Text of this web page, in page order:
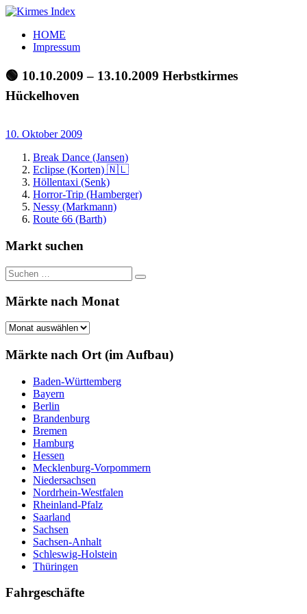
Zum
springen
Kirmes
Index
Tourpläne
der
letzten
Jahre
HOME
Impressum
🟢 10.10.2009 – 13.10.2009 Herbstkirmes
Hückelhoven
10. Oktober 2009
Break Dance (Jansen)
Eclipse (Korten) 🇳🇱
Höllentaxi (Senk)
Horror-Trip (Hamberger)
Nessy (Markmann)
Route 66 (Barth)
Markt suchen
Suchen
nach:
Suchen
Märkte nach Monat
Märkte
Monat
Märkte nach Ort (im Aufbau)
Baden-Württemberg
Bayern
Berlin
Brandenburg
Bremen
Hamburg
Hessen
Mecklenburg-Vorpommern
Niedersachsen
Nordrhein-Westfalen
Rheinland-Pfalz
Saarland
Sachsen
Sachsen-Anhalt
Schleswig-Holstein
Thüringen
Fahrgeschäfte